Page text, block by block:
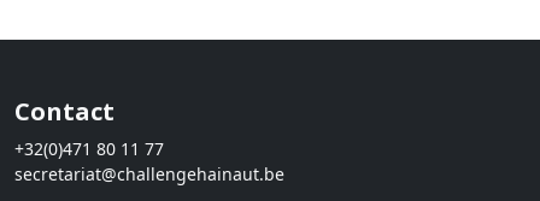
Contact
+32(0)471 80 11 77
secretariat@challengehainaut.be